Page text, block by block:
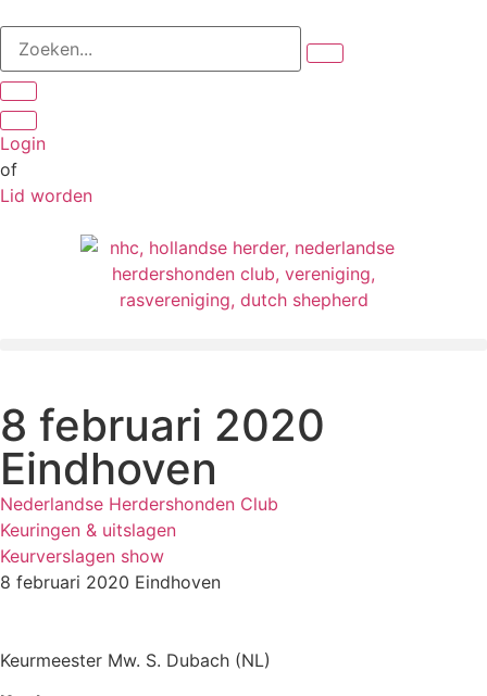
Login
of
Lid worden
8 februari 2020
Eindhoven
Nederlandse Herdershonden Club
Keuringen & uitslagen
Keurverslagen show
8 februari 2020 Eindhoven
Keurmeester Mw. S. Dubach (NL)